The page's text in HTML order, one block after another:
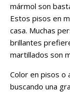
mármol son
Estos pisos en
casa. Muchas
brillantes
martillados son
Color en pisos o
buscando una